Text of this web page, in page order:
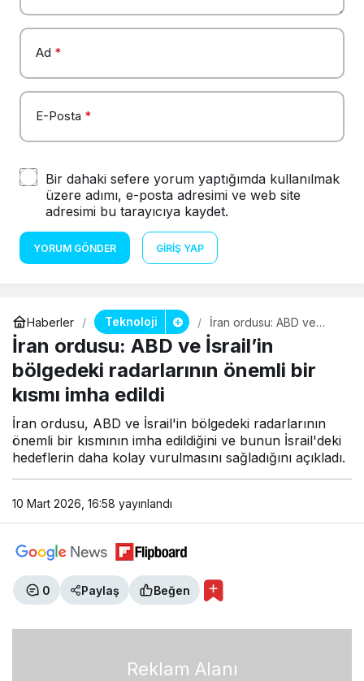
Ad *
E-Posta *
Bir dahaki sefere yorum yaptığımda kullanılmak
üzere adımı, e-posta adresimi ve web site
adresimi bu tarayıcıya kaydet.
YORUM GÖNDER GIRIŞ YAP
Haberler Teknoloji
İran ordusu: ABD ve
İsrail’in bölgedeki
radarlarının önemli bir
kısmı imha edildi
İran ordusu: ABD ve İsrail’in
bölgedeki radarlarının önemli bir
kısmı imha edildi
İran ordusu, ABD ve İsrail'in bölgedeki radarlarının
önemli bir kısmının imha edildiğini ve bunun İsrail'deki
hedeflerin daha kolay vurulmasını sağladığını açıkladı.
10 Mart 2026, 16:58 yayınlandı
0 Paylaş Beğen
Reklam Alanı